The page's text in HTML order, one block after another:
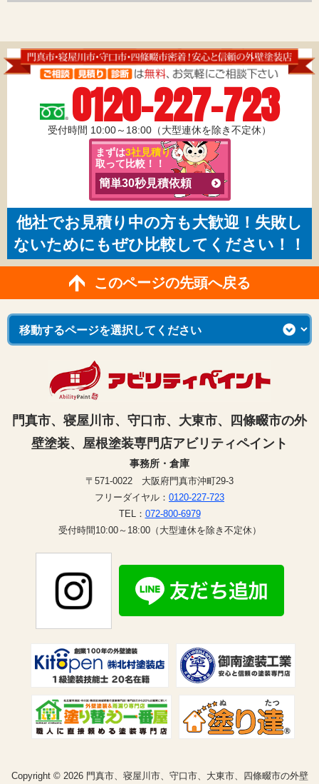
0120-227-723
受付時間 10:00～18:00（大型連休を除き不定休）
まずは3社見積りを
取って比較！！
簡単30秒見積依頼
他社でお見積り中の方も大歓迎！失敗し
ないためにもぜひ比較してください！！
このページの先頭へ戻る
門真市、寝屋川市、守口市、大東市、四條畷市の外
壁塗装、屋根塗装専門店アビリティペイント
事務所・倉庫
〒571-0022 大阪府門真市沖町29-3
フリーダイヤル： 0120-227-723
TEL： 072-800-6979
受付時間10:00～18:00（大型連休を除き不定休）
Copyright © 2026 門真市、寝屋川市、守口市、大東市、四條畷市の外壁